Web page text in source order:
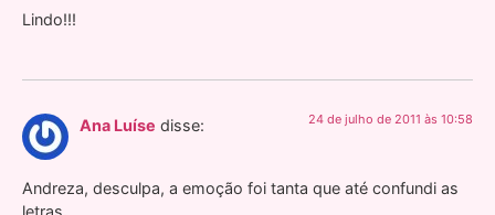
Lindo!!!
Ana Luíse disse: 24 de julho de 2011 às 10:58
Andreza, desculpa, a emoção foi tanta que até confundi as
letras.